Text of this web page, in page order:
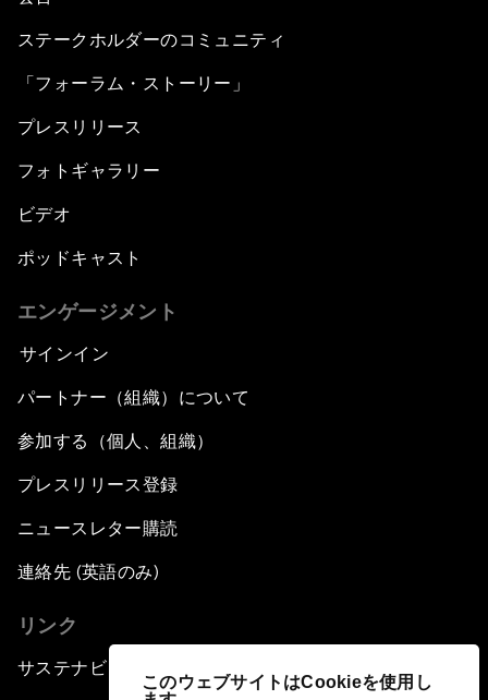
このウェブサイトはCookieを使用し
ステークホルダーのコミュニティ
「フォーラム・ストーリー」
プレスリリース
フォトギャラリー
ビデオ
ポッドキャスト
エンゲージメント
サインイン
パートナー（組織）について
参加する（個人、組織）
プレスリリース登録
ニュースレター購読
連絡先 (英語のみ)
リンク
サステナビリティへの取り組み